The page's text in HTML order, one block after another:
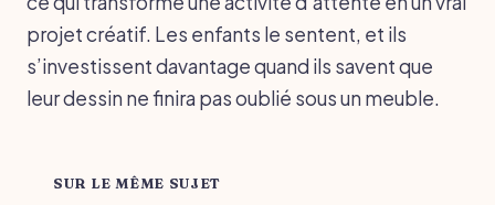
projet créatif. Les enfants le sentent, et ils
s’investissent davantage quand ils savent que
leur dessin ne finira pas oublié sous un meuble.
SUR LE MÊME SUJET